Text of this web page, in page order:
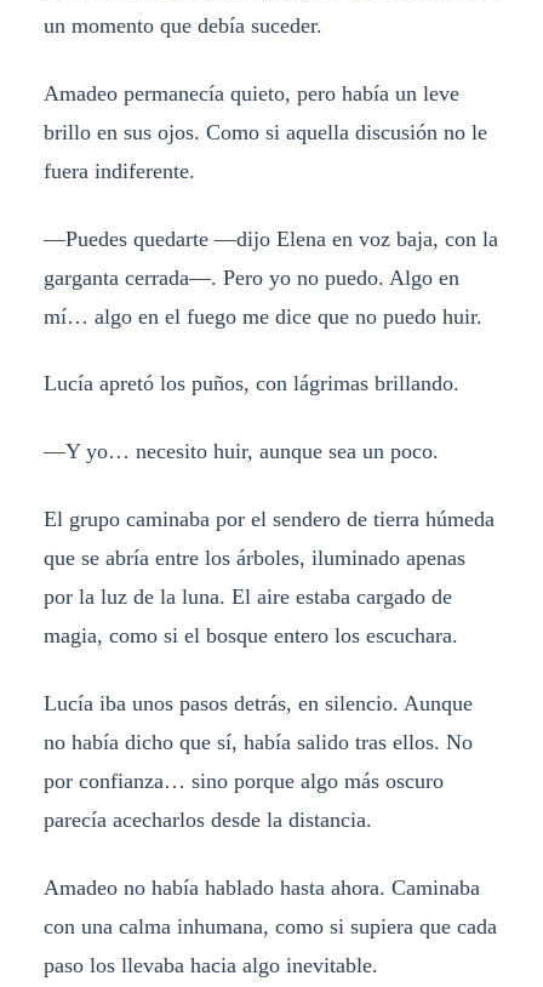
un momento que debía suceder.
Amadeo permanecía quieto, pero había un leve
brillo en sus ojos. Como si aquella discusión no le
fuera indiferente.
—Puedes quedarte —dijo Elena en voz baja, con la
garganta cerrada—. Pero yo no puedo. Algo en
mí… algo en el fuego me dice que no puedo huir.
Lucía apretó los puños, con lágrimas brillando.
—Y yo… necesito huir, aunque sea un poco.
El grupo caminaba por el sendero de tierra húmeda
que se abría entre los árboles, iluminado apenas
por la luz de la luna. El aire estaba cargado de
magia, como si el bosque entero los escuchara.
Lucía iba unos pasos detrás, en silencio. Aunque
no había dicho que sí, había salido tras ellos. No
por confianza… sino porque algo más oscuro
parecía acecharlos desde la distancia.
Amadeo no había hablado hasta ahora. Caminaba
con una calma inhumana, como si supiera que cada
paso los llevaba hacia algo inevitable.